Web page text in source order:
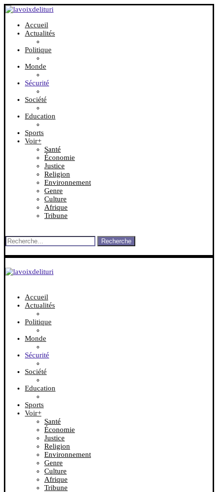
Accueil
Actualités
Politique
Monde
Sécurité
Société
Education
Sports
Voir+
Santé
Économie
Justice
Religion
Environnement
Genre
Culture
Afrique
Tribune
Recherche
Accueil
Actualités
Politique
Monde
Sécurité
Société
Education
Sports
Voir+
Santé
Économie
Justice
Religion
Environnement
Genre
Culture
Afrique
Tribune